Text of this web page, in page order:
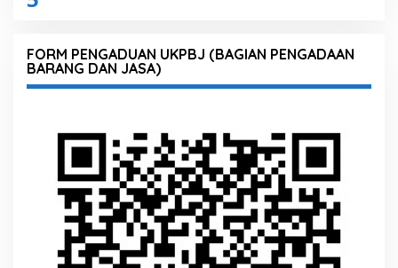
FORM PENGADUAN UKPBJ (BAGIAN PENGADAAN
BARANG DAN JASA)